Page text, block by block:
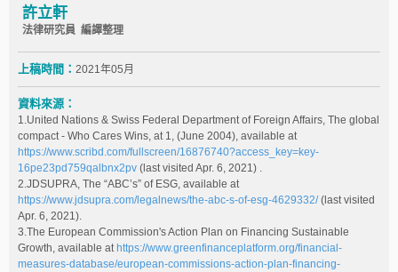
許立軒
法律研究員 編譯整理
上稿時間： 2021年05月
資料來源：
1.United Nations & Swiss Federal Department of Foreign Affairs, The global
compact - Who Cares Wins, at 1, (June 2004), available at
https://www.scribd.com/fullscreen/16876740?access_key=key-
16pe23pd759qalbnx2pv (last visited Apr. 6, 2021) .
2.JDSUPRA, The “ABC’s” of ESG, available at
https://www.jdsupra.com/legalnews/the-abc-s-of-esg-4629332/(last visited
Apr. 6, 2021).
3.The European Commission's Action Plan on Financing Sustainable
Growth, available at https://www.greenfinanceplatform.org/financial-
measures-database/european-commissions-action-plan-financing-